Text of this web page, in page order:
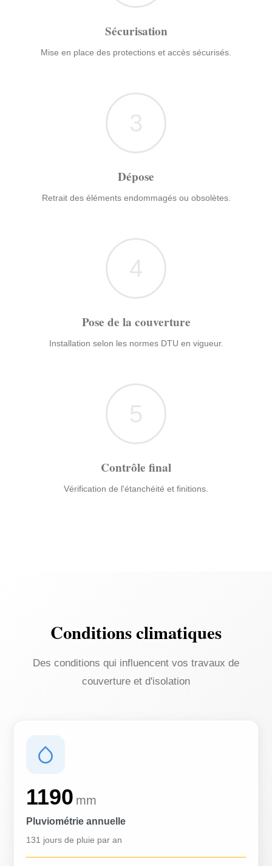
Sécurisation
Mise en place des protections et accès sécurisés.
3
Dépose
Retrait des éléments endommagés ou obsolètes.
4
Pose de la couverture
Installation selon les normes DTU en vigueur.
5
Contrôle final
Vérification de l'étanchéité et finitions.
Conditions climatiques
Des conditions qui influencent vos travaux de
couverture et d'isolation
1190 mm
Pluviométrie annuelle
131 jours de pluie par an